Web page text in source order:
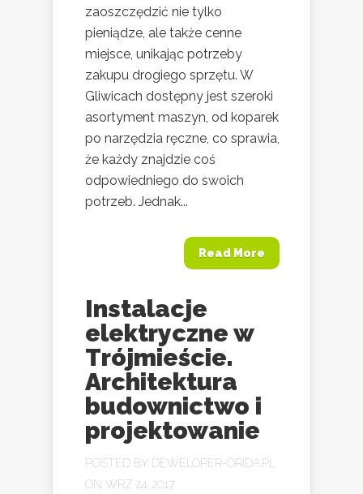
zaoszczędzić nie tylko
pieniądze, ale także cenne
miejsce, unikając potrzeby
zakupu drogiego sprzętu. W
Gliwicach dostępny jest szeroki
asortyment maszyn, od koparek
po narzędzia ręczne, co sprawia,
że każdy znajdzie coś
odpowiedniego do swoich
potrzeb. Jednak...
Read More
Instalacje
elektryczne w
Trójmieście.
Architektura
budownictwo i
projektowanie
POSTED BY DEWELOPER-ORIDA.PL
ON WRZ 24, 2017